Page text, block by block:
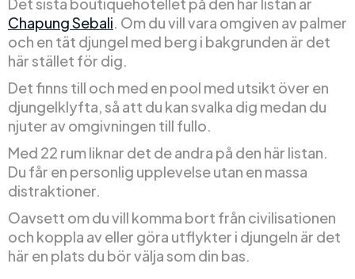
Det sista boutiquehotellet på den här listan är
Chapung Sebali. Om du vill vara omgiven av palmer
och en tät djungel med berg i bakgrunden är det
här stället för dig.
Det finns till och med en pool med utsikt över en
djungelklyfta, så att du kan svalka dig medan du
njuter av omgivningen till fullo.
Med 22 rum liknar det de andra på den här listan.
Du får en personlig upplevelse utan en massa
distraktioner.
Oavsett om du vill komma bort från civilisationen
och koppla av eller göra utflykter i djungeln är det
här en plats du bör välja som din bas.